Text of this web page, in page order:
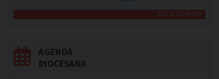
TUTTI GLI AVVISI
AGENDA
DIOCESANA